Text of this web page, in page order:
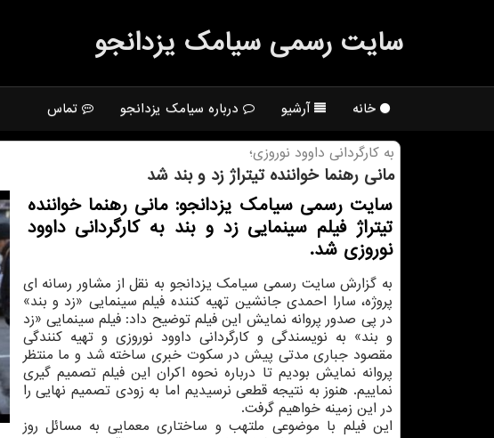
سایت رسمی سیامك یزدانجو
خانه آرشیو درباره سیامک یزدانجو تماس
به كارگردانی داوود نوروزی؛
مانی رهنما خواننده تیتراژ زد و بند شد
سایت رسمی سیامک یزدانجو: مانی رهنما خواننده
تیتراژ فیلم سینمایی زد و بند به کارگردانی داوود
نوروزی شد.
به گزارش سایت رسمی سیامک یزدانجو به نقل از مشاور رسانه ای
پروژه، سارا احمدی جانشین تهیه کننده فیلم سینمایی «زد و بند»
در پی صدور پروانه نمایش این فیلم توضیح داد: فیلم سینمایی «زد
و بند» به نویسندگی و کارگردانی داوود نوروزی و تهیه کنندگی
مقصود جباری مدتی پیش در سکوت خبری ساخته شد و ما منتظر
پروانه نمایش بودیم تا درباره نحوه اکران این فیلم تصمیم گیری
نماییم. هنوز به نتیجه قطعی نرسیدیم اما به زودی تصمیم نهایی را
در این زمینه خواهیم گرفت.
این فیلم با موضوعی ملتهب و ساختاری معمایی به مسائل روز